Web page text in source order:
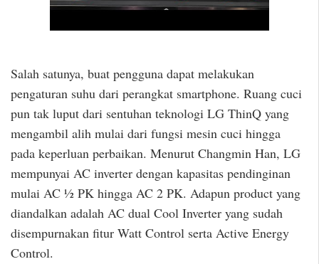
Salah satunya, buat pengguna dapat melakukan
pengaturan suhu dari perangkat smartphone. Ruang cuci
pun tak luput dari sentuhan teknologi LG ThinQ yang
mengambil alih mulai dari fungsi mesin cuci hingga
pada keperluan perbaikan. Menurut Changmin Han, LG
mempunyai AC inverter dengan kapasitas pendinginan
mulai AC ½ PK hingga AC 2 PK. Adapun product yang
diandalkan adalah AC dual Cool Inverter yang sudah
disempurnakan fitur Watt Control serta Active Energy
Control.